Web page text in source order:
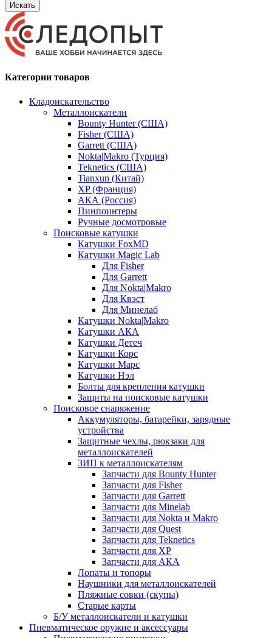
Искать
Категории товаров
Кладоискательство
Металлоискатели
Bounty Hunter (США)
Fisher (США)
Garrett (США)
Nokta|Makro (Турция)
Teknetics (США)
Tianxun (Китай)
XP (Франция)
АКА (Россия)
Пинпоинтеры
Ручные досмотровые
Поисковые катушки
Катушки FoxMD
Катушки Magic Lab
Для Fisher
Для Garrett
Для Nokta|Makro
Для Квэст
Для Минелаб
Катушки Nokta|Makro
Катушки АКА
Катушки Детеч
Катушки Корс
Катушки Марс
Катушки Нэл
Болты для крепления катушки
Защиты на поисковые катушки
Поисковое снаряжение
Аккумуляторы, батарейки, зарядные
устройства
Защитные чехлы, рюкзаки для
металлоискателей
ЗИП к металлоискателям
Запчасти для Bounty Hunter
Запчасти для Fisher
Запчасти для Garrett
Запчасти для Minelab
Запчасти для Nokta и Makro
Запчасти для Quest
Запчасти для Teknetics
Запчасти для XP
Запчасти для АКА
Лопаты и топоры
Наушники для металлоискателей
Пляжные совки (скупы)
Старые карты
Б/У металлоискатели и катушки
Пневматическое оружие и аксессуары